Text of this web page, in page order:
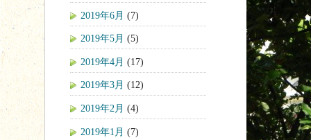
2019年6月 (7)
2019年5月 (5)
2019年4月 (17)
2019年3月 (12)
2019年2月 (4)
2019年1月 (7)